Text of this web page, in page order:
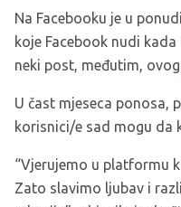
Na Facebooku je u
koje Facebook nudi
neki post, međutim,
U čast mjeseca ponosa,
korisnici/e sad mogu da
“Vjerujemo u platformu
Zato slavimo ljubav i